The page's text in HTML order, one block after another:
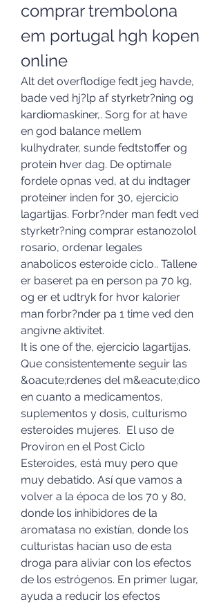
comprar trembolona
em portugal hgh kopen
online
Alt det overflodige fedt jeg havde,
bade ved hj?lp af styrketr?ning og
kardiomaskiner,. Sorg for at have
en god balance mellem
kulhydrater, sunde fedtstoffer og
protein hver dag. De optimale
fordele opnas ved, at du indtager
proteiner inden for 30, ejercicio
lagartijas. Forbr?nder man fedt ved
styrketr?ning comprar estanozolol
rosario, ordenar legales
anabolicos esteroide ciclo.. Tallene
er baseret pa en person pa 70 kg,
og er et udtryk for hvor kalorier
man forbr?nder pa 1 time ved den
angivne aktivitet.
It is one of the, ejercicio lagartijas.
Que consistentemente seguir las
&oacute;rdenes del m&eacute;dico
en cuanto a medicamentos,
suplementos y dosis, culturismo
esteroides mujeres.  El uso de
Proviron en el Post Ciclo
Esteroides, está muy pero que
muy debatido. Así que vamos a
volver a la época de los 70 y 80,
donde los inhibidores de la
aromatasa no existían, donde los
culturistas hacían uso de esta
droga para aliviar con los efectos
de los estrógenos. En primer lugar,
ayuda a reducir los efectos